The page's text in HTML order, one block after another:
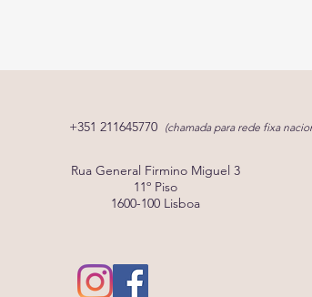
+351 211645770 (chamada para rede fixa
Rua General Firmino Miguel 3
11º Piso
1600-100 Lisboa